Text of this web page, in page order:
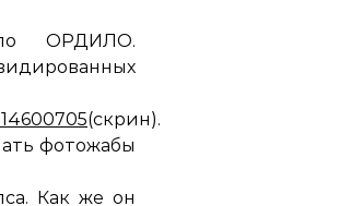
ОРДИЛО.
(скрин).
фотожабы
Как же он